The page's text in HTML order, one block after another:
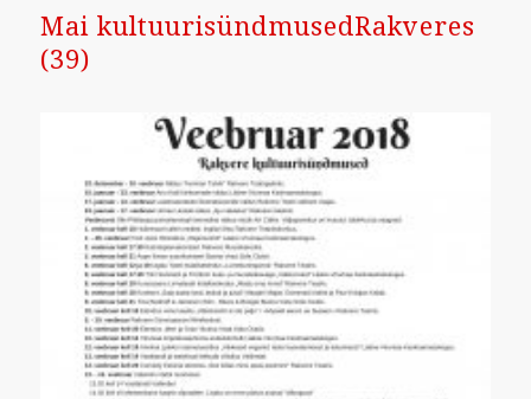
Mai kultuurisündmusedRakveres
(39)